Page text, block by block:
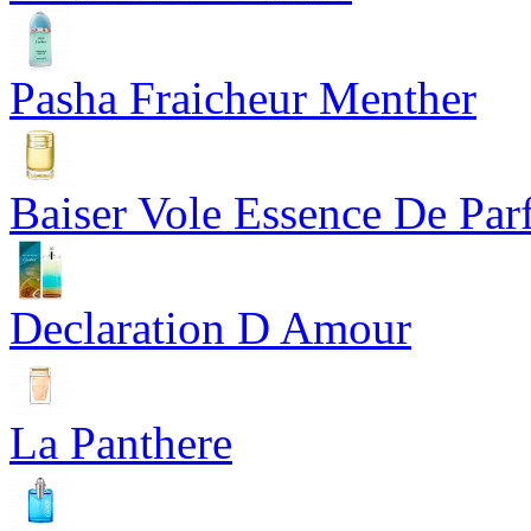
Pasha Fraicheur Menther
Baiser Vole Essence De
Declaration D Amour
La Panthere